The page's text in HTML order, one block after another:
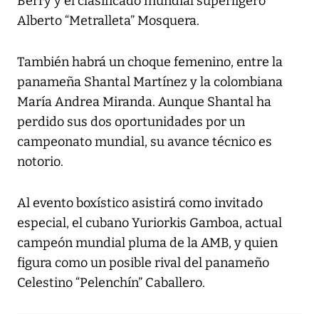
Alberto “Metralleta” Mosquera.
También habrá un choque femenino, entre la
panameña Shantal Martínez y la colombiana
María Andrea Miranda. Aunque Shantal ha
perdido sus dos oportunidades por un
campeonato mundial, su avance técnico es
notorio.
Al evento boxístico asistirá como invitado
especial, el cubano Yuriorkis Gamboa, actual
campeón mundial pluma de la AMB, y quien
figura como un posible rival del panameño
Celestino “Pelenchín” Caballero.